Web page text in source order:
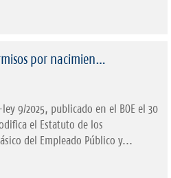
por nacimien…
9/2025, publicado en el BOE el 30
el Estatuto de los
del Empleado Público y...